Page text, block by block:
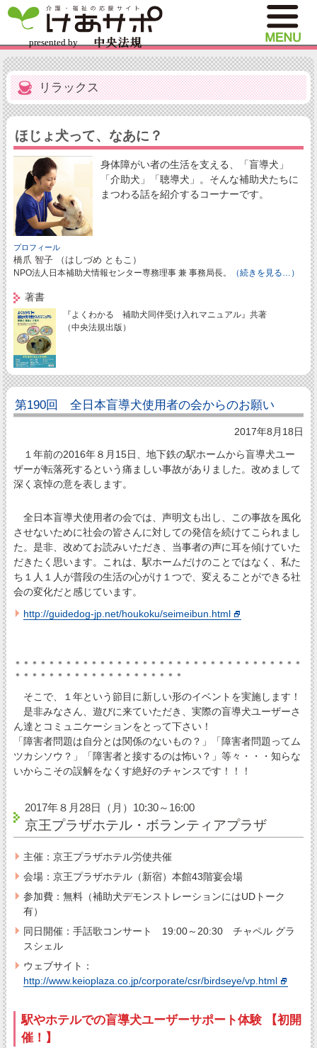
リラックス
ほじょ犬って、なあに？
身体障がい者の生活を支える、「盲導犬」
「介助犬」「聴導犬」。そんな補助犬たちに
まつわる話を紹介するコーナーです。
プロフィール
橋爪 智子 （はしづめ ともこ）
NPO法人日本補助犬情報センター専務理事 兼 事務局長。 （続きを見る…）
著書
『よくわかる 補助犬同伴受け入れマニュアル』共著
（中央法規出版）
第190回 全日本盲導犬使用者の会からのお願い
2017年8月18日
１年前の2016年８月15日、地下鉄の駅ホームから盲導犬ユー
ザーが転落死するという痛ましい事故がありました。改めまして
深く哀悼の意を表します。
全日本盲導犬使用者の会では、声明文も出し、この事故を風化
させないために社会の皆さんに対しての発信を続けてこられまし
た。是非、改めてお読みいただき、当事者の声に耳を傾けていた
だきたく思います。これは、駅ホームだけのことではなく、私た
ち１人１人が普段の生活の心がけ１つで、変えることができる社
会の変化だと感じています。
http://guidedog-jp.net/houkoku/seimeibun.html
＊＊＊＊＊＊＊＊＊＊＊＊＊＊＊＊＊＊＊＊＊＊＊＊＊＊＊＊＊＊＊＊＊＊
＊＊＊＊＊＊＊＊＊＊＊＊＊＊＊＊＊＊＊＊
そこで、１年という節目に新しい形のイベントを実施します！
是非みなさん、遊びに来ていただき、実際の盲導犬ユーザーさ
ん達とコミュニケーションをとって下さい！
「障害者問題は自分とは関係のないもの？」「障害者問題ってム
ツカシソウ？」「障害者と接するのは怖い？」等々・・・知らな
いからこその誤解をなくす絶好のチャンスです！！！
2017年８月28日（月）10:30～16:00
京王プラザホテル・ボランティアプラザ
主催：京王プラザホテル労使共催
会場：京王プラザホテル（新宿）本館43階宴会場
参加費：無料（補助犬デモンストレーションにはUDトーク
有）
同日開催：手話歌コンサート 19:00～20:30 チャペル グラ
スシェル
ウェブサイト：
http://www.keioplaza.co.jp/corporate/csr/birdseye/vp.html
駅やホテルでの盲導犬ユーザーサポート体験 【初開
催！】